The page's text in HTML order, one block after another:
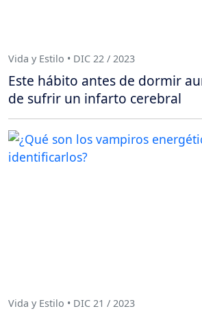
Vida y Estilo • DIC 22 / 2023
Este hábito antes de dormir
de sufrir un infarto cerebral
Vida y Estilo • DIC 21 / 2023